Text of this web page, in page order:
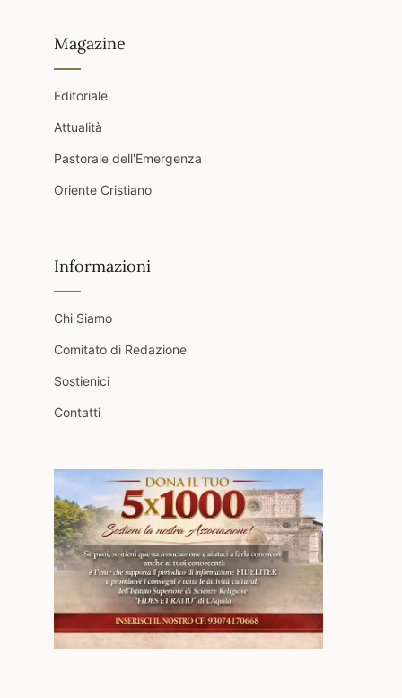
Magazine
Editoriale
Attualità
Pastorale dell'Emergenza
Oriente Cristiano
Informazioni
Chi Siamo
Comitato di Redazione
Sostienici
Contatti